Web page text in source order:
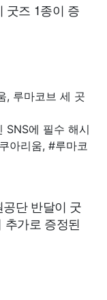
굿즈 1종이 증
, 루마코브 세 곳
SNS에 필수 해시
아리움, #루마코
단 반달이 굿
추가로 증정된